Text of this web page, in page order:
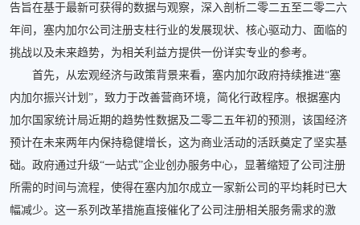
告旨在基于最新可获得的数据与观察，深入剖析二零二五至二零二六
年间，塞内加尔公司注册支柱行业的发展现状、核心驱动力、面临的
挑战以及未来趋势，为相关利益方提供一份详实专业的参考。
首先，从宏观经济与政策背景来看，塞内加尔政府持续推进“塞
内加尔振兴计划”，致力于改善营商环境，简化行政程序。根据塞内
加尔国家统计局近期的趋势性数据及二零二五年初的预测，该国经济
预计在未来两年内保持稳健增长，这为商业活动的活跃奠定了坚实基
础。政府通过升级“一站式”企业创办服务中心，显著缩短了公司注册
所需的时间与流程，使得在塞内加尔成立一家新公司的平均耗时已大
幅减少。这一系列改革措施直接催化了公司注册相关服务需求的激